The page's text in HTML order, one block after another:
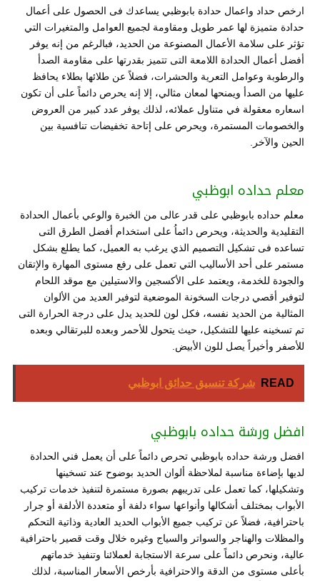
ارخص حداد واعمال حدادة بابوظبي يساعدك فى الحصول على أعمال
حدادة متميزة لها عمر طويل ومقاومة لجميع العوامل والمتغيرات التي
تؤثر على سلامة الأعمال المصنوعة من الحديد، فبالرغم من إنه يوفر
أفضل أعمال الحدادة اللامعة التى تتميز بقدرتها على مقاومة الصدأ
والرطوبة وعوامل التعرية والحشرات، فضلاً عن طلائها بطلاء يحافظ
عليها من الصدأ ويمنحها لمعان مثالي، إلا إنه يحرص دائماً على أن تكون
اسعاره معقولة في متناول عملائه، لذلك يوفر عدد كبير من العروض
والخصومات المستمرة، ويحرص على إتاحة تخفيضات تنافسية بين
الحين والآخر.
معلم حداده ابوظبي
معلم حداده بابوظبي على قدر عالى من الخبرة والوعي بأعمال الحدادة
التقليدية والحديثة، ويحرص دائماُ على استخدام أفضل الطرق التى
تساعده فى تشكيل التصميم الذي يرغب به العميل، كما يطلع بشكل
مستمر على أحد الأساليب التي تعمل على رفع مستوى المهارة والإتقان
والجودة للخدمة، ويعتمد على الأكسجين والاستيلين مع موقد اللحام
لتوفير أقصي درجات السخونة الموضعية لتوفير العديد من الألوان
المثالية من الحديد نفسه، فكل لون للحديد يدل على درجة الحرارة التى
تم تسخينه عليها للتشكيل، حيث يتحول للأحمر وبعده للبرتقالي وبعده
للأصفر وأخيراً يصل للون الأبيض.
READ شركة تنسيق حدائق ابوظبي
افضل ورشة حداده بابوظبي
افضل ورشة حداده بابوظبي تحرص دائماً على أن يعمل فني الحدادة
لديها بإضاءة مناسبة لملاحظة ألوان الحديد بوضوح عند تسخينها
وتشكيلها، كما تعمل على تدريبهم بصورة مستمرة لتنفيذ خدمات تركيب
الأبواب بمختلف أشكالها وأنواعها سواء دلفة أو متعددة الأدلفة أو جرار
باحترافية، فضلاً عن تركيب جميع الأبواب الحديد العادية وذاتية التحكم
والمظلات والهناجر والسواتر والسياج وغيره خلال وقت قصير باحترافية
عالية، ونحرص دائماً على سرعة الاستجابة لعملائنا وتنفيذ خدماتهم
بأعلى مستوى من الدقة والاحترافية بأرخص الأسعار المناسبة، لذلك